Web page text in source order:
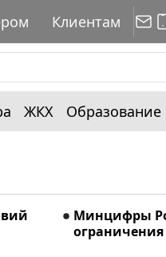
Клиентам
ЖКХ Образование
Минцифры
ограничения